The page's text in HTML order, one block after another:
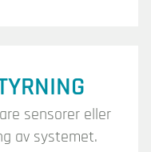
sensorer eller
av systemet.